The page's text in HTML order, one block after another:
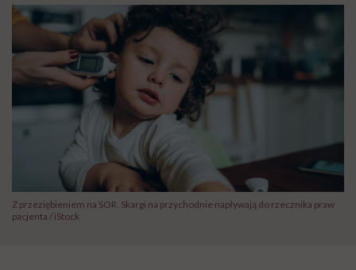
Z przeziębieniem na SOR. Skargi na przychodnie napływają do rzecznika praw
pacjenta / iStock